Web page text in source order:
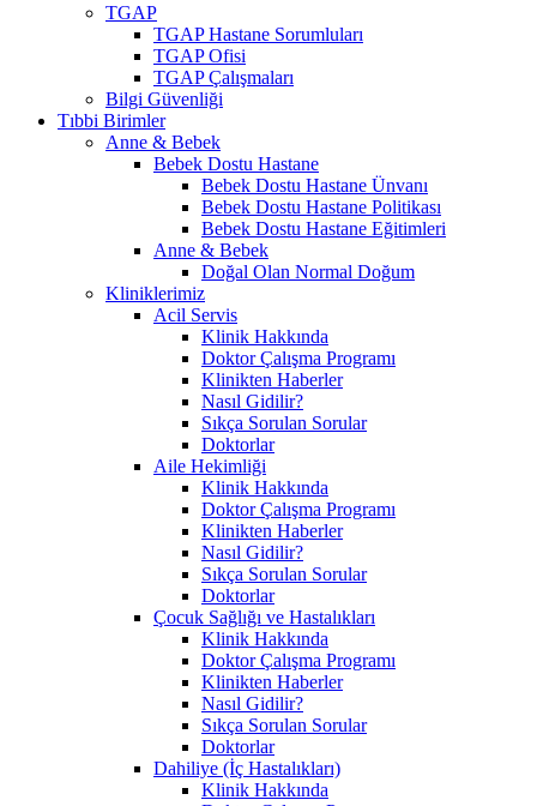
TGAP
TGAP Hastane Sorumluları
TGAP Ofisi
TGAP Çalışmaları
Bilgi Güvenliği
Tıbbi Birimler
Anne & Bebek
Bebek Dostu Hastane
Bebek Dostu Hastane Ünvanı
Bebek Dostu Hastane Politikası
Bebek Dostu Hastane Eğitimleri
Anne & Bebek
Doğal Olan Normal Doğum
Kliniklerimiz
Acil Servis
Klinik Hakkında
Doktor Çalışma Programı
Klinikten Haberler
Nasıl Gidilir?
Sıkça Sorulan Sorular
Doktorlar
Aile Hekimliği
Klinik Hakkında
Doktor Çalışma Programı
Klinikten Haberler
Nasıl Gidilir?
Sıkça Sorulan Sorular
Doktorlar
Çocuk Sağlığı ve Hastalıkları
Klinik Hakkında
Doktor Çalışma Programı
Klinikten Haberler
Nasıl Gidilir?
Sıkça Sorulan Sorular
Doktorlar
Dahiliye (İç Hastalıkları)
Klinik Hakkında